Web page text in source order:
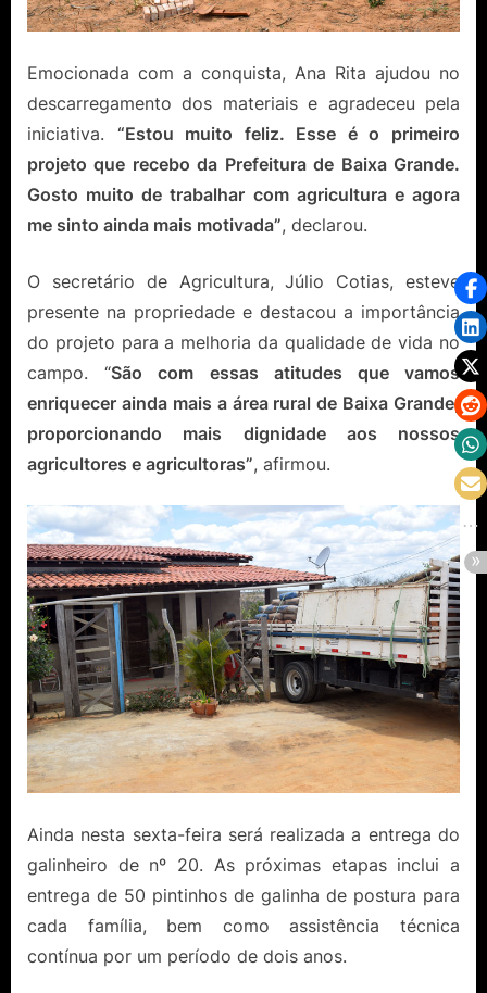
Emocionada com a conquista, Ana Rita ajudou no
descarregamento dos materiais e agradeceu pela
iniciativa. “Estou muito feliz. Esse é o primeiro
projeto que recebo da Prefeitura de Baixa Grande.
Gosto muito de trabalhar com agricultura e agora
me sinto ainda mais motivada”, declarou.
O secretário de Agricultura, Júlio Cotias, esteve
presente na propriedade e destacou a importância
do projeto para a melhoria da qualidade de vida no
campo. “São com essas atitudes que vamos
enriquecer ainda mais a área rural de Baixa Grande,
proporcionando mais dignidade aos nossos
agricultores e agricultoras”, afirmou.
Ainda nesta sexta-feira será realizada a entrega do
galinheiro de nº 20. As próximas etapas inclui a
entrega de 50 pintinhos de galinha de postura para
cada família, bem como assistência técnica
contínua por um período de dois anos.